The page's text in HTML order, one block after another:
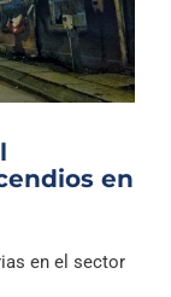
en
en el sector